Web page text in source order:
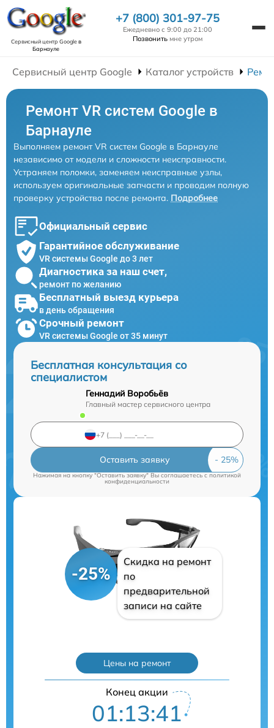
Сервисный центр Googleв
Барнауле
+7 (800) 301-97-75
Ежедневно с 9:00 до 21:00
Позвонить мне утром
Сервисный центр Google Каталог устройств
Ремонт VR систем Google в
Барнауле
Выполняем ремонт VR систем Google в Барнауле
независимо от модели и сложности неисправности.
Устраняем поломки, заменяем неисправные узлы,
используем оригинальные запчасти и проводим полную
проверку устройства после ремонта. Подробнее
Официальный сервис
Гарантийное обслуживание
VR системы Google до 3 лет
Диагностика за наш счет,
ремонт по желанию
Бесплатный выезд курьера
в день обращения
Срочный ремонт
VR системы Google от 35 минут
Бесплатная консультация со
специалистом
Геннадий Воробьёв
Главный мастер сервисного центра
Оставить заявку
Нажимая на кнопку "Оставить заявку" Вы соглашаетесь c политикой
конфиденциальности
-25%
Скидка на ремонт
по
предварительной
записи на сайте
Цены на ремонт
Конец акции
01:13:40